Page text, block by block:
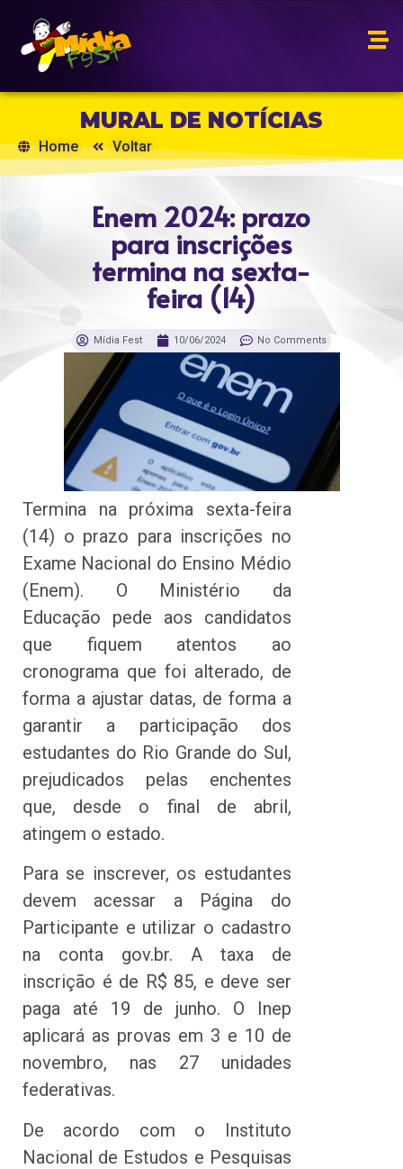
MURAL DE NOTÍCIAS
Home Voltar
Enem 2024: prazo
para inscrições
termina na sexta-
feira (14)
Mídia Fest 10/06/2024 No Comments
Termina na próxima sexta-feira
(14) o prazo para inscrições no
Exame Nacional do Ensino Médio
(Enem). O Ministério da
Educação pede aos candidatos
que fiquem atentos ao
cronograma que foi alterado, de
forma a ajustar datas, de forma a
garantir a participação dos
estudantes do Rio Grande do Sul,
prejudicados pelas enchentes
que, desde o final de abril,
atingem o estado.
Para se inscrever, os estudantes
devem acessar a Página do
Participante e utilizar o cadastro
na conta gov.br. A taxa de
inscrição é de R$ 85, e deve ser
paga até 19 de junho. O Inep
aplicará as provas em 3 e 10 de
novembro, nas 27 unidades
federativas.
De acordo com o Instituto
Nacional de Estudos e Pesquisas